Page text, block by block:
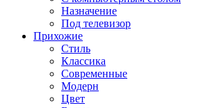
Назначение
Под телевизор
Прихожие
Стиль
Классика
Современные
Модерн
Цвет